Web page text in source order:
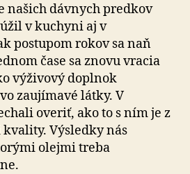
našich dávnych predkov
v kuchyni aj v
postupom rokov sa naň
čase sa znovu vracia
výživový doplnok
zaujímavé látky. V
overiť, ako to s ním je z
Výsledky nás
olejmi treba